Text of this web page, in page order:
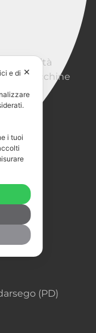
novità
macchine
(PD)
✕
e di
i tuoi